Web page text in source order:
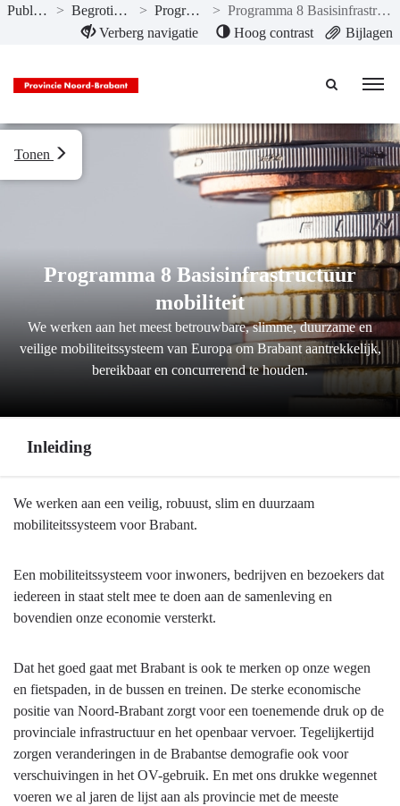
Naar hoofdinhoud
Publicaties > Begroting 2020 > Programma’s >
Programma 8 Basisinfrastructuur mobiliteit
Verberg navigatie
Hoog contrast Bijlagen
Programma 8 Basisinfrastructuur
mobiliteit
We werken aan het meest betrouwbare, slimme, duurzame en
veilige mobiliteitssysteem van Europa om Brabant aantrekkelijk,
bereikbaar en concurrerend te houden.
Tonen
Inleiding
Terug
naar
Programma
Inleiding
We werken aan een veilig, robuust, slim en duurzaam
mobiliteitssysteem voor Brabant.
Een mobiliteitssysteem voor inwoners, bedrijven en bezoekers dat
iedereen in staat stelt mee te doen aan de samenleving en
bovendien onze economie versterkt.
Dat het goed gaat met Brabant is ook te merken op onze wegen
en fietspaden, in de bussen en treinen. De sterke economische
positie van Noord-Brabant zorgt voor een toenemende druk op de
provinciale infrastructuur en het openbaar vervoer. Tegelijkertijd
zorgen veranderingen in de Brabantse demografie ook voor
verschuivingen in het OV-gebruik. En met ons drukke wegennet
voeren we al jaren de lijst aan als provincie met de meeste